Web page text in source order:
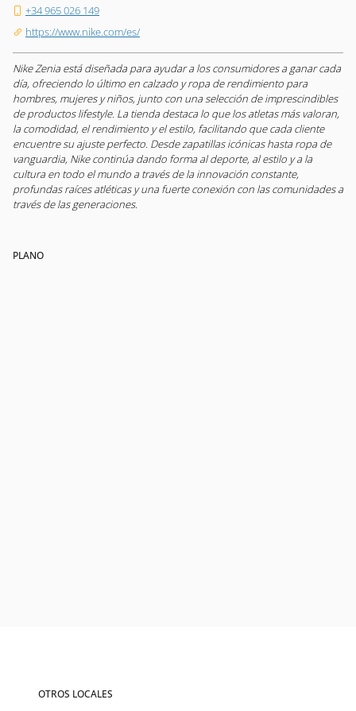
+34 965 026 149
https://www.nike.com/es/
Nike Zenia está diseñada para ayudar a los consumidores a ganar cada
día, ofreciendo lo último en calzado y ropa de rendimiento para
hombres, mujeres y niños, junto con una selección de imprescindibles
de productos lifestyle. La tienda destaca lo que los atletas más valoran,
la comodidad, el rendimiento y el estilo, facilitando que cada cliente
encuentre su ajuste perfecto. Desde zapatillas icónicas hasta ropa de
vanguardia, Nike continúa dando forma al deporte, al estilo y a la
cultura en todo el mundo a través de la innovación constante,
profundas raíces atléticas y una fuerte conexión con las comunidades a
través de las generaciones.
PLANO
OTROS LOCALES